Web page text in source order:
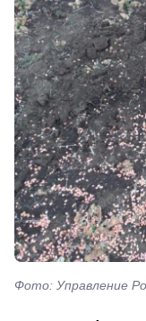
Фото: Управление